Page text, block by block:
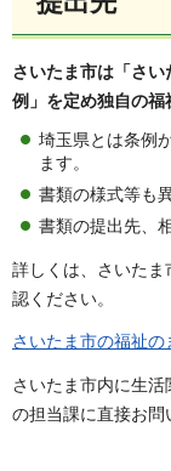
さいたま市は「さ
例」を定め独自の福
埼玉県とは条例
ます。
書類の様式等も
書類の提出先、
詳しくは、さいた
認ください。
さいたま市の福祉
さいたま市内に生
の担当課に直接お問